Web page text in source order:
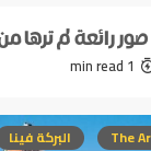
رائعة لم ترها
1 min read
The البركة فينا